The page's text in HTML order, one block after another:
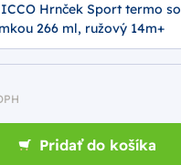
Hrnček Sport termo so
266 ml, ružový 14m+
Pridať do košíka